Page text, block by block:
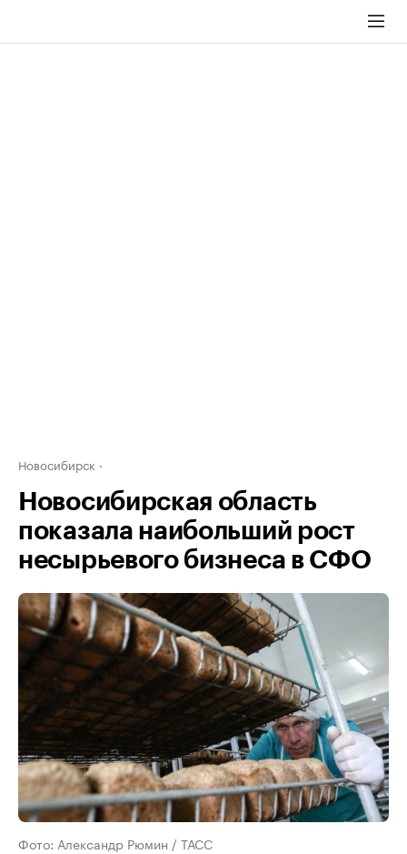
Новосибирск
Новосибирская область
показала наибольший рост
несырьевого бизнеса в СФО
Фото: Александр Рюмин / ТАСС